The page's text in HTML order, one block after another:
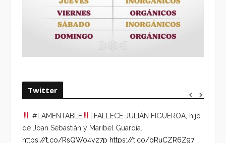
Twitter
#LAMENTABLE
| FALLECE JULIÁN FIGUEROA, hijo
de Joan Sebastián y Maribel Guardia.
https://t.co/RsQWo4yz7p https://t.co/bRuCZR6Z97